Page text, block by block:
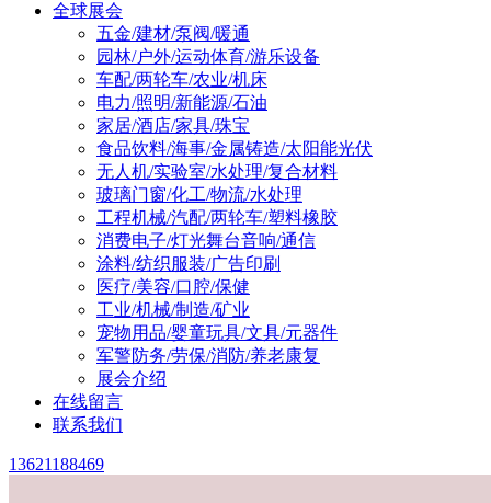
全球展会
五金/建材/泵阀/暖通
园林/户外/运动体育/游乐设备
车配/两轮车/农业/机床
电力/照明/新能源/石油
家居/酒店/家具/珠宝
食品饮料/海事/金属铸造/太阳能光伏
无人机/实验室/水处理/复合材料
玻璃门窗/化工/物流/水处理
工程机械/汽配/两轮车/塑料橡胶
消费电子/灯光舞台音响/通信
涂料/纺织服装/广告印刷
医疗/美容/口腔/保健
工业/机械/制造/矿业
宠物用品/婴童玩具/文具/元器件
军警防务/劳保/消防/养老康复
展会介绍
在线留言
联系我们
13621188469